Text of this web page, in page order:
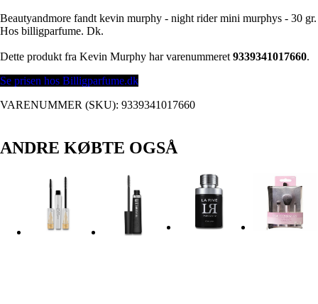
Beautyandmore fandt kevin murphy - night rider mini murphys - 30 gr.
Hos billigparfume. Dk.
Dette produkt fra Kevin Murphy har varenummeret 9339341017660.
Se prisen hos Billigparfume.dk
VARENUMMER (SKU): 9339341017660
ANDRE KØBTE OGSÅ